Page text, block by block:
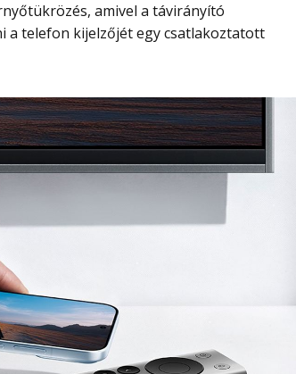
a telefon kijelzőjét egy csatlakoztatott